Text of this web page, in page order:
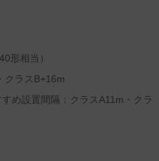
形相当）
クラスB+16m
め設置間隔：クラスA11m・クラ